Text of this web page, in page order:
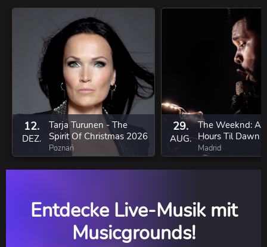
12.
DEZ.
Tarja Turunen - The
Spirit Of Christmas 2026
Poznań
29.
AUG.
The Weeknd:
Hours Til Dawn
Madrid
Entdecke Live-Musik mit
Musicgrounds!